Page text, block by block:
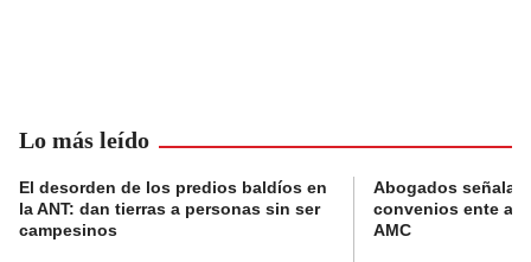
Lo más leído
El desorden de los predios baldíos en
la ANT: dan tierras a personas sin ser
campesinos
Abogados
convenios ente
AMC